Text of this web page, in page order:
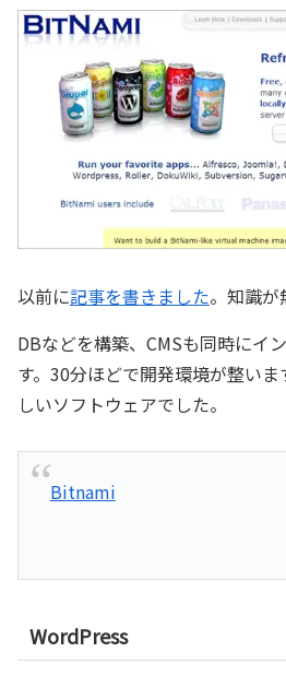
以前に記事を書きました。知識が
DBなどを構築、CMSも同時にイ
す。30分ほどで開発環境が整い
しいソフトウェアでした。
Bitnami
WordPress